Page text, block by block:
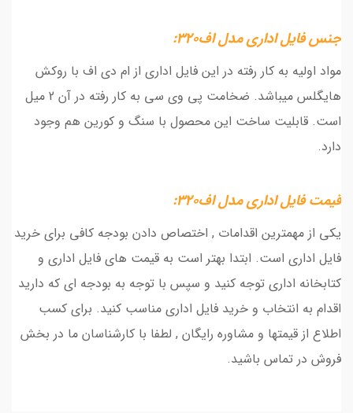
جنس فایل اداری مدل اف320:
مواد اولیه به کار رفته در این فایل اداری از ام دی اف با روکش
هایگلس میباشد. ضخامت پی وی سی به کار رفته در آن 2 میل
است. قابلیت ساخت این محصول با سنگ و کورین هم وجود
دارد.
قیمت فایل اداری مدل اف320:
یکی از مهمترین اقدامات , اختصاص دادن بودجه کافی برای خرید
فایل اداری است. ابتدا بهتر است به قیمت های فایل اداری و
کتابخانه اداری توجه کنید و سپس با توجه به بودجه ای که دارید
اقدام به انتخاب و خرید فایل اداری مناسب کنید. برای کسب
اطلاع از قیمتها و مشاوره رایگان , لطفا با کارشناسان ما در بخش
فروش در تماس باشید.